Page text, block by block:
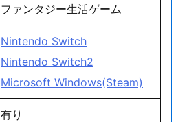
ファンタジー生活ゲーム
Nintendo Switch
Nintendo Switch2
Microsoft Windows(Steam)
有り